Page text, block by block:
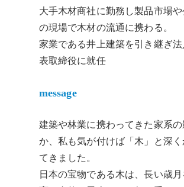
大手木材商社に勤務し製品市場
の現場で木材の流通に携わる。
家業である井上建築を引き継ぎ
表取締役に就任
message
建築や林業に携わってきた家系
か、私も気が付けば「木」と深く
てきました。
日本の宝物である木は、長い歳月